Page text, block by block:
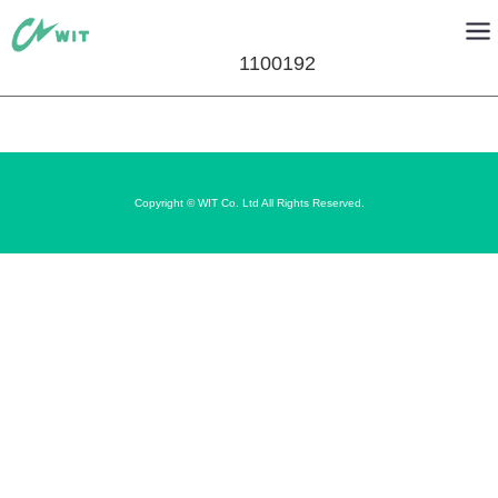
1100192
Copyright © WIT Co. Ltd All Rights Reserved.